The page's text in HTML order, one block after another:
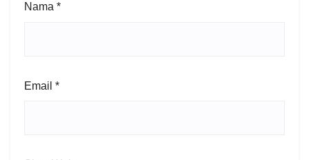
Nama *
Email *